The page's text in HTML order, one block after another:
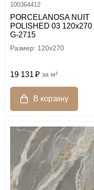
100364412
PORCELANOSA NUIT
POLISHED 03 120х270
G-2715
120x270
19 131 м²